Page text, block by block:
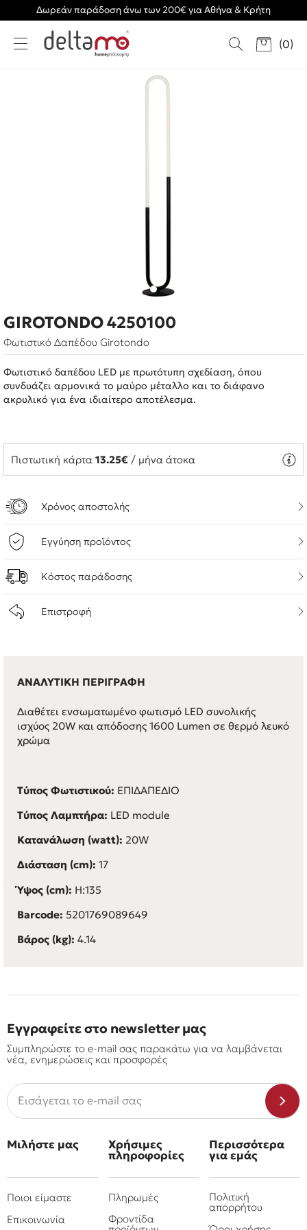
Δωρεάν παράδοση άνω των 200€ για Αθήνα & Κρήτη
(0)
GIROTONDO 4250100
Φωτιστικό Δαπέδου Girotondo
Φωτιστικό δαπέδου LED με πρωτότυπη σχεδίαση, όπου
συνδυάζει αρμονικά το μαύρο μέταλλο και το διάφανο
ακρυλικό για ένα ιδιαίτερο αποτέλεσμα.
Πιστωτική κάρτα 13.25€ / μήνα άτοκα
Χρόνος αποστολής
Εγγύηση προϊόντος
Κόστος παράδοσης
Επιστροφή
ΑΝΑΛΥΤΙΚΗ ΠΕΡΙΓΡΑΦΗ
Διαθέτει ενσωματωμένο φωτισμό LED συνολικής
ισχύος 20W και απόδοσης 1600 Lumen σε θερμό λευκό
χρώμα
Τύπος Φωτιστικού: ΕΠΙΔΑΠΕΔΙΟ
Τύπος Λαμπτήρα: LED module
Κατανάλωση (watt): 20W
Διάσταση (cm): 17
Ύψος (cm): H:135
Barcode: 5201769089649
Βάρος (kg): 4.14
Εγγραφείτε στο newsletter μας
Συμπληρώστε το e-mail σας παρακάτω για να λαμβάνεται
νέα, ενημερώσεις και προσφορές
Μιλήστε μας
Ποιοι είμαστε
Επικοινωνία
Χρήσιμες
πληροφορίες
Πληρωμές
Φροντίδα
Περισσότερα
για εμάς
Πολιτική
απορρήτου